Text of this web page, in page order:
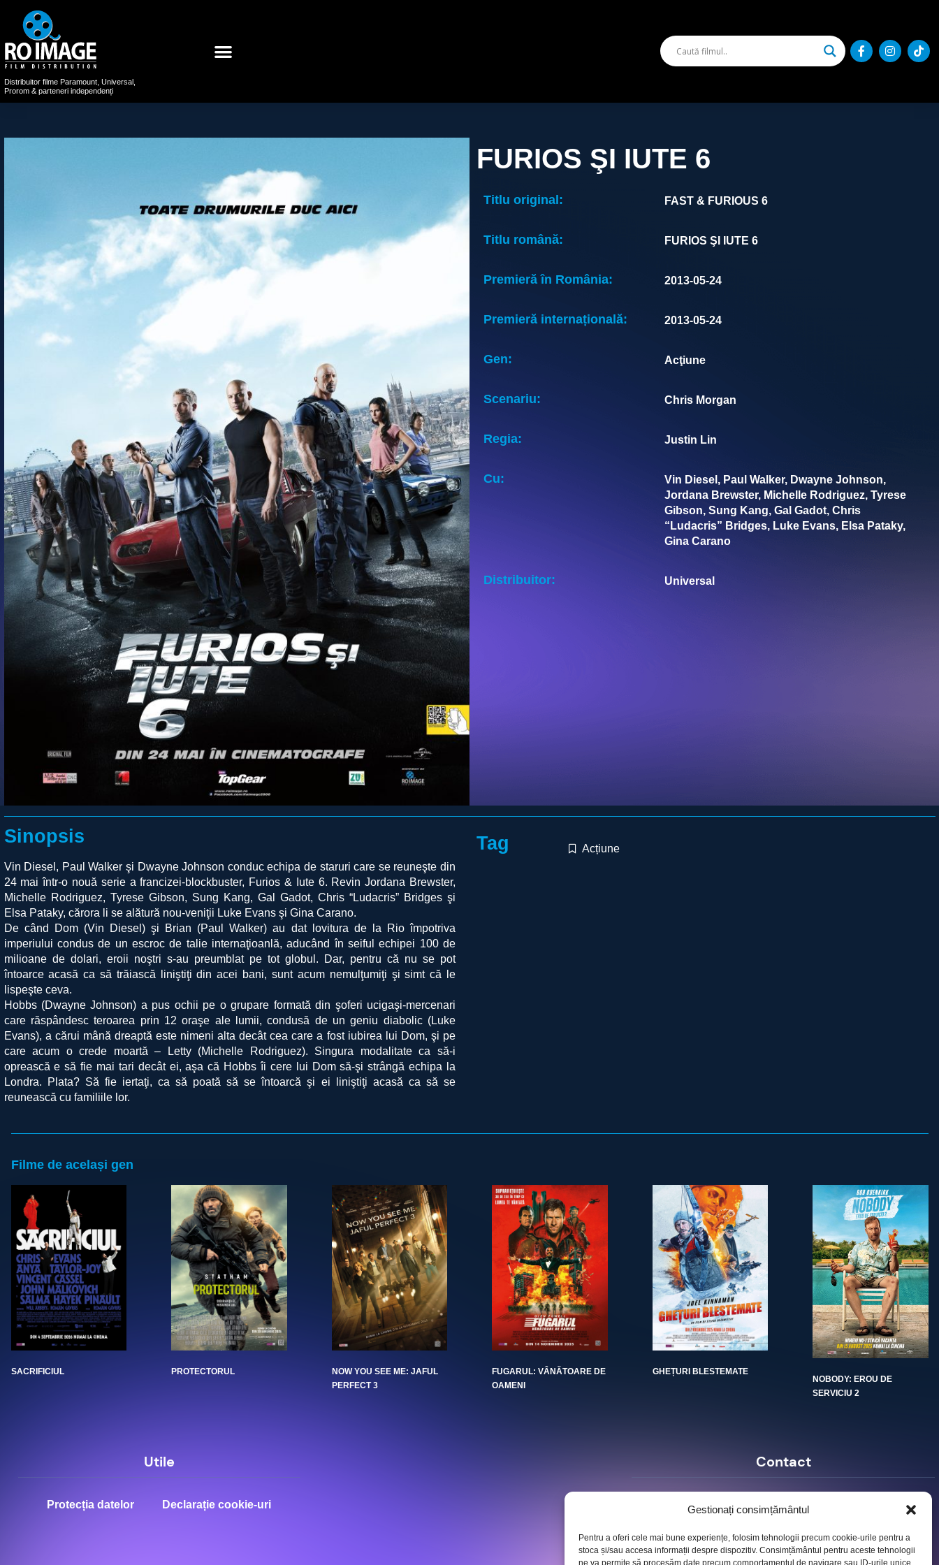
Gestionați consimțământul
Pentru a oferi cele mai bune experiențe, folosim tehnologii precum cookie-urile pentru a
stoca și/sau accesa informații despre dispozitiv. Consimțământul pentru aceste tehnologii
ne va permite să procesăm date precum comportamentul de navigare sau ID-urile unice
Distribuitor filme Paramount, Universal,
Prorom & parteneri independenți
FURIOS ŞI IUTE 6
Titlu original: FAST & FURIOUS 6
Titlu română: FURIOS ŞI IUTE 6
Premieră în România: 2013-05-24
Premieră internațională: 2013-05-24
Gen: Acţiune
Scenariu: Chris Morgan
Regia: Justin Lin
Cu:
Vin Diesel, Paul Walker, Dwayne Johnson,
Jordana Brewster, Michelle Rodriguez, Tyrese
Gibson, Sung Kang, Gal Gadot, Chris
“Ludacris” Bridges, Luke Evans, Elsa Pataky,
Gina Carano
Distribuitor: Universal
Sinopsis
Vin Diesel, Paul Walker şi Dwayne Johnson conduc echipa de staruri care se reuneşte din
24 mai într-o nouă serie a francizei-blockbuster, Furios & Iute 6. Revin Jordana Brewster,
Michelle Rodriguez, Tyrese Gibson, Sung Kang, Gal Gadot, Chris “Ludacris” Bridges şi
Elsa Pataky, cărora li se alătură nou-veniţii Luke Evans şi Gina Carano.
De când Dom (Vin Diesel) şi Brian (Paul Walker) au dat lovitura de la Rio împotriva
imperiului condus de un escroc de talie internaţioanlă, aducând în seiful echipei 100 de
milioane de dolari, eroii noştri s-au preumblat pe tot globul. Dar, pentru că nu se pot
întoarce acasă ca să trăiască liniştiţi din acei bani, sunt acum nemulţumiţi şi simt că le
lispeşte ceva.
Hobbs (Dwayne Johnson) a pus ochii pe o grupare formată din şoferi ucigaşi-mercenari
care răspândesc teroarea prin 12 oraşe ale lumii, condusă de un geniu diabolic (Luke
Evans), a cărui mână dreaptă este nimeni alta decât cea care a fost iubirea lui Dom, şi pe
care acum o crede moartă – Letty (Michelle Rodriguez). Singura modalitate ca să-i
oprească e să fie mai tari decât ei, aşa că Hobbs îi cere lui Dom să-şi strângă echipa la
Londra. Plata? Să fie iertaţi, ca să poată să se întoarcă şi ei liniştiţi acasă ca să se
reunească cu familiile lor.
Tag Acțiune
Filme de același gen
SACRIFICIUL PROTECTORUL
NOW YOU SEE ME: JAFUL
PERFECT 3
FUGARUL: VÂNĂTOARE DE
OAMENI
GHEȚURI BLESTEMATE
NOBODY: EROU DE
SERVICIU 2
Utile
Protecția datelor Declarație cookie-uri
Contact
Strada Mihai Eminescu, nr. 142, et.7, ap. 23,
Tel:+40 (21) 250.5103, +40 (21) 250.5104
E-mail:
office@roimage.ro